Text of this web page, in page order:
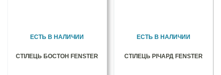
ЕСТЬ В НАЛИЧИИ
СТІЛЕЦЬ БОСТОН FENSTER
ЕСТЬ В НАЛИЧИИ
СТІЛЕЦЬ РІЧАРД FENSTER